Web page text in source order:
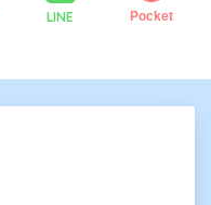
LINE Pocket